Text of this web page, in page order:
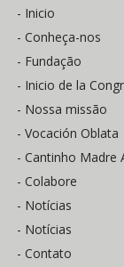
- Inicio
- Conheça-nos
- Fundação
- Inicio de la
- Nossa missão
- Vocación Oblata
- Cantinho Madre
- Colabore
- Notícias
- Notícias
- Contato